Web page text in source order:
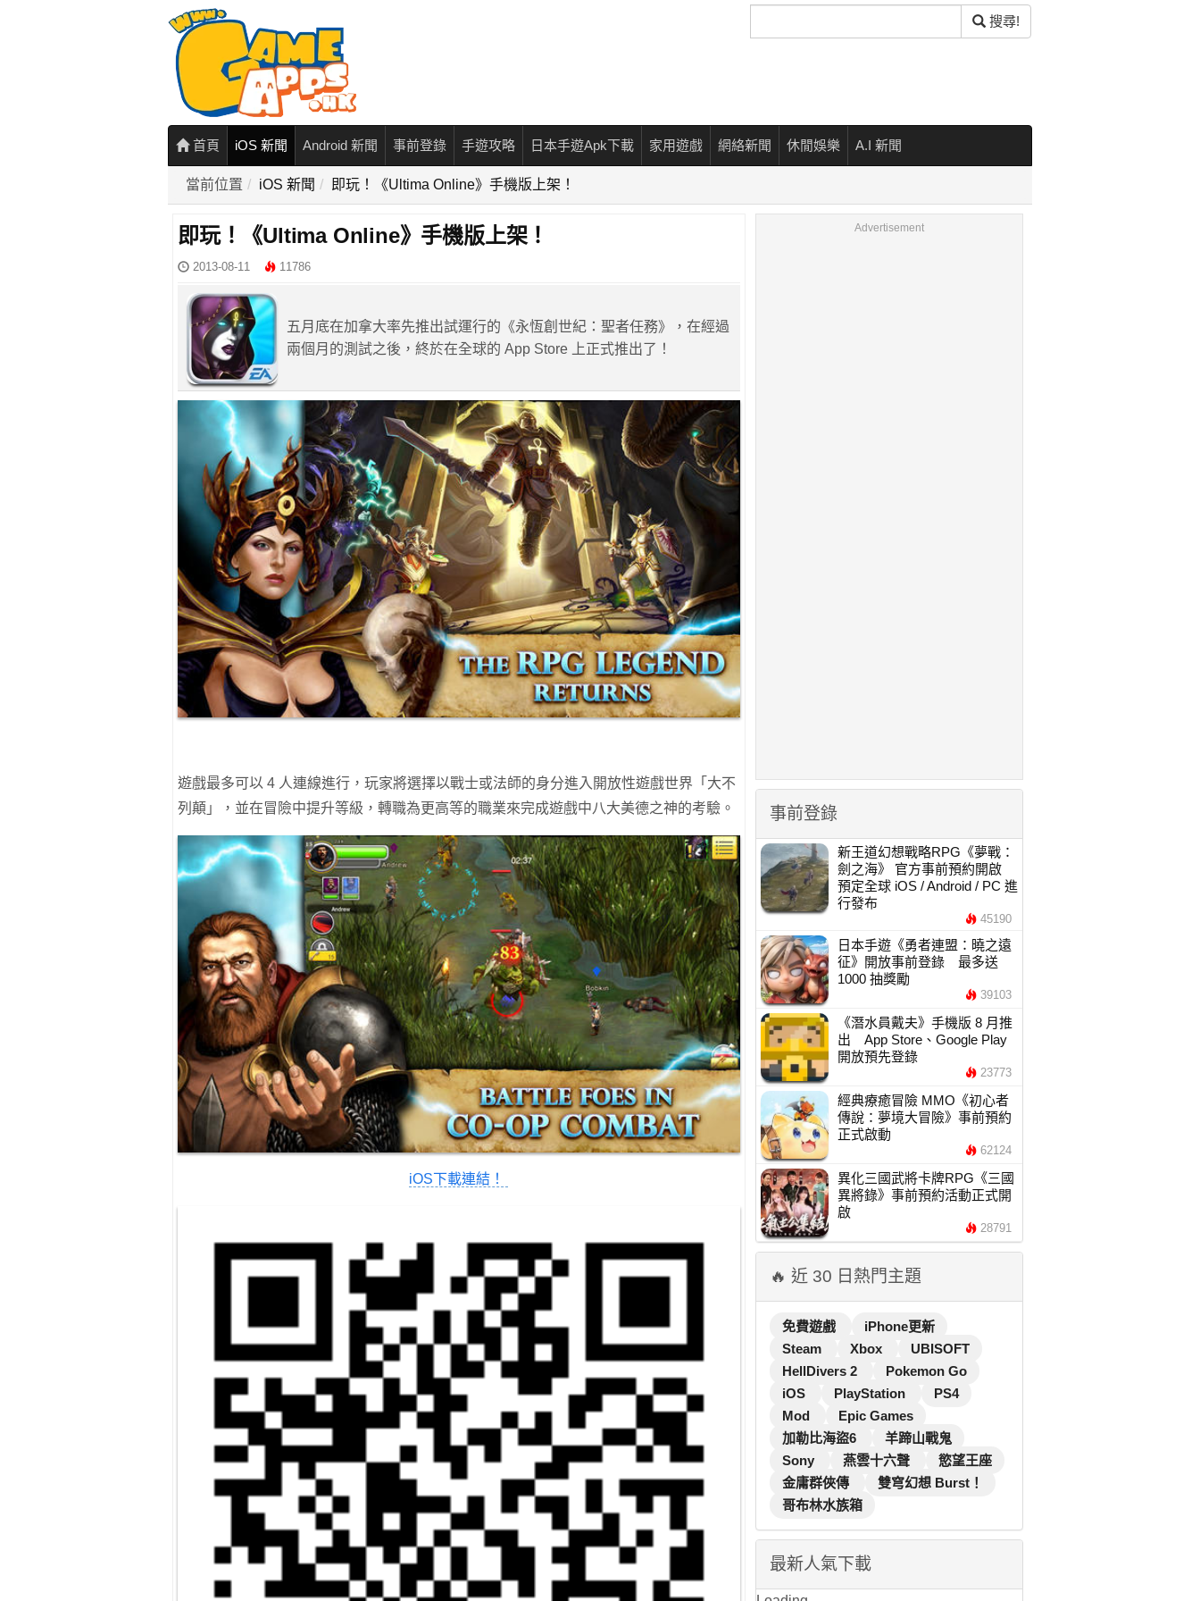
尋
搜尋!
首頁 iOS 新聞 Android 新聞 事前登錄 手遊攻略 日本手遊Apk下載 家用遊戲 網絡新聞 休閒娛樂 A.I 新聞
當前位置 iOS 新聞 即玩！《Ultima Online》手機版上架！
即玩！《Ultima Online》手機版上架！
2013-08-11 11786
五月底在加拿大率先推出試運行的《永恆創世紀：聖者任務》，在經過
兩個月的測試之後，終於在全球的 App Store 上正式推出了！
遊戲最多可以 4 人連線進行，玩家將選擇以戰士或法師的身分進入開放性遊戲世界「大不
列顛」，並在冒險中提升等級，轉職為更高等的職業來完成遊戲中八大美德之神的考驗。
iOS下載連結！
Advertisement
事前登錄
新王道幻想戰略RPG《夢戰：
劍之海》 官方事前預約開啟
預定全球 iOS / Android / PC 進
行發布
45190
日本手遊《勇者連盟：曉之遠
征》開放事前登錄 最多送
1000 抽獎勵
39103
《潛水員戴夫》手機版 8 月推
出 App Store、Google Play
開放預先登錄
23773
經典療癒冒險 MMO《初心者
傳說：夢境大冒險》事前預約
正式啟動
62124
異化三國武將卡牌RPG《三國
異將錄》事前預約活動正式開
啟
28791
🔥 近 30 日熱門主題
免費遊戲
iPhone更新
Steam
Xbox
UBISOFT
HellDivers 2
Pokemon Go
iOS
PlayStation
PS4
Mod
Epic Games
加勒比海盜6
羊蹄山戰鬼
Sony
燕雲十六聲
慾望王座
金庸群俠傳
雙穹幻想 Burst！
哥布林水族箱
最新人氣下載